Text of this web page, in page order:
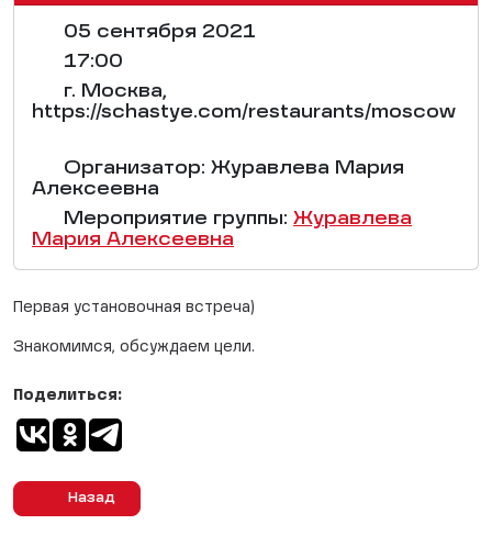
05 сентября 2021
17:00
г. Москва,
https://schastye.com/restaurants/moscow
Организатор: Журавлева Мария
Алексеевна
Мероприятие группы: Журавлева
Мария Алексеевна
Первая установочная встреча)
Знакомимся, обсуждаем цели.
Назад
Поделиться: